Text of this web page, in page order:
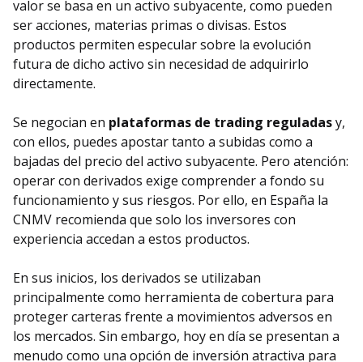
valor se basa en un activo subyacente, como pueden
ser acciones, materias primas o divisas. Estos
productos permiten especular sobre la evolución
futura de dicho activo sin necesidad de adquirirlo
directamente.
Se negocian en plataformas de trading reguladasy,
con ellos, puedes apostar tanto a subidas como a
bajadas del precio del activo subyacente. Pero atención:
operar con derivados exige comprender a fondo su
funcionamiento y sus riesgos. Por ello, en España la
CNMV recomienda que solo los inversores con
experiencia accedan a estos productos.
En sus inicios, los derivados se utilizaban
principalmente como herramienta de cobertura para
proteger carteras frente a movimientos adversos en
los mercados. Sin embargo, hoy en día se presentan a
menudo como una opción de inversión atractiva para